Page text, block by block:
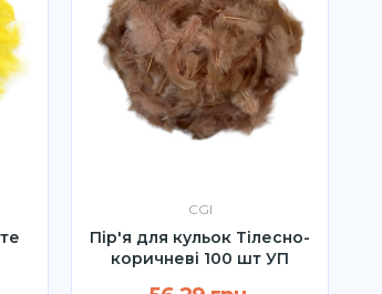
CGI
Пір'я для кульок Тілесно-
коричневі 100 шт УП